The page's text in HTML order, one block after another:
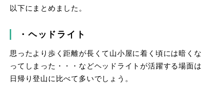
以下にまとめました。
・ヘッドライト
思ったより歩く距離が長くて山小屋に着く頃には暗くな
ってしまった・・・などヘッドライトが活躍する場面は
日帰り登山に比べて多いでしょう。